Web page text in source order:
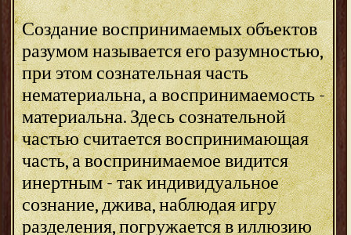
Создание воспринимаемых объектов
разумом называется его разумностью,
при этом сознательная часть
нематериальна, а воспринимаемость -
материальна. Здесь сознательной
частью считается воспринимающая
часть, а воспринимаемое видится
инертным - так индивидуальное
сознание, джива, наблюдая игру
разделения, погружается в иллюзию